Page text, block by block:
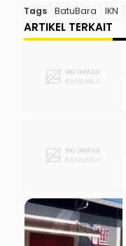
Tags BatuBara IKN
ARTIKEL TERKAIT